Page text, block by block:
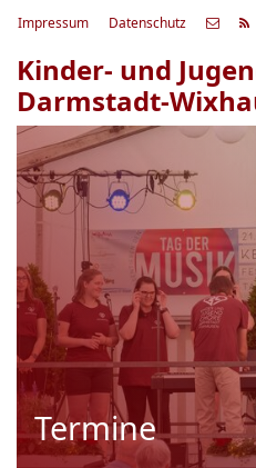
Impressum Datenschutz
Kinder- und
Darmstadt-
Termine